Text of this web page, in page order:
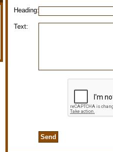
Heading:
Text: